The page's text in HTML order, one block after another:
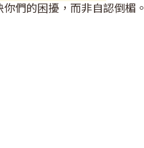
們的困擾，而非自認倒楣。